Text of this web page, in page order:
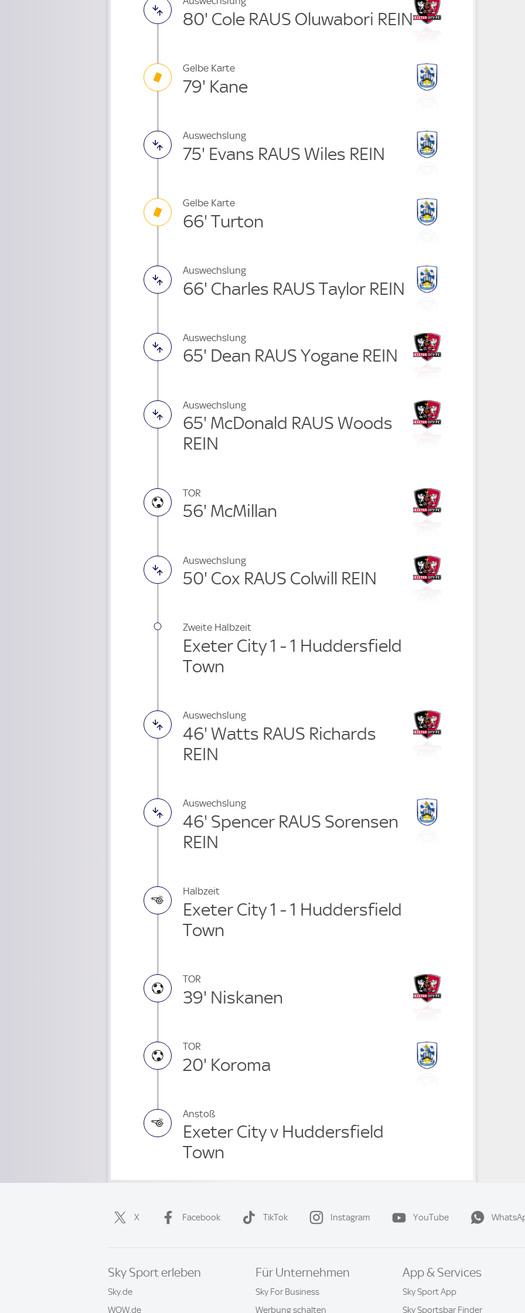
80' Cole RAUS Oluwabori REIN
Gelbe Karte
79' Kane
Auswechslung
75' Evans RAUS Wiles REIN
Gelbe Karte
66' Turton
Auswechslung
66' Charles RAUS Taylor REIN
Auswechslung
65' Dean RAUS Yogane REIN
Auswechslung
65' McDonald RAUS Woods
REIN
TOR
56' McMillan
Auswechslung
50' Cox RAUS Colwill REIN
Zweite Halbzeit
Exeter City 1 - 1 Huddersfield
Town
Auswechslung
46' Watts RAUS Richards
REIN
Auswechslung
46' Spencer RAUS Sorensen
REIN
Halbzeit
Exeter City 1 - 1 Huddersfield
Town
TOR
39' Niskanen
TOR
20' Koroma
Anstoß
Exeter City v Huddersfield
Town
X Facebook TikTok Instagram YouTube
Sky Sport erleben
Sky.de
WOW.de
Für Unternehmen
Sky For Business
Werbung schalten
App & Services
Sky Sport App
Sky Sportsbar Finder